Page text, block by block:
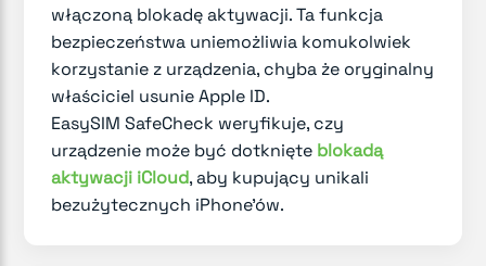
włączoną blokadę aktywacji. Ta funkcja
bezpieczeństwa uniemożliwia komukolwiek
korzystanie z urządzenia, chyba że oryginalny
właściciel usunie Apple ID.
EasySIM SafeCheck weryfikuje, czy
urządzenie może być dotknięte blokadą
aktywacji iCloud, aby kupujący unikali
bezużytecznych iPhone'ów.